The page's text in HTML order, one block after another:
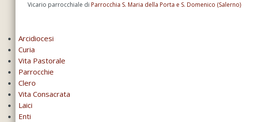
Vicario parrocchiale di Parrocchia S. Maria della Porta e S. Domenico (Salerno)
Arcidiocesi
Curia
Vita Pastorale
Parrocchie
Clero
Vita Consacrata
Laici
Enti